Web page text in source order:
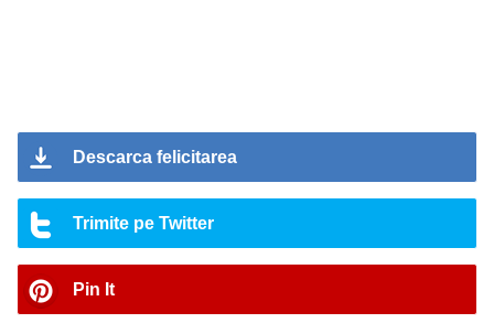
Descarca felicitarea
Trimite pe Twitter
Pin It